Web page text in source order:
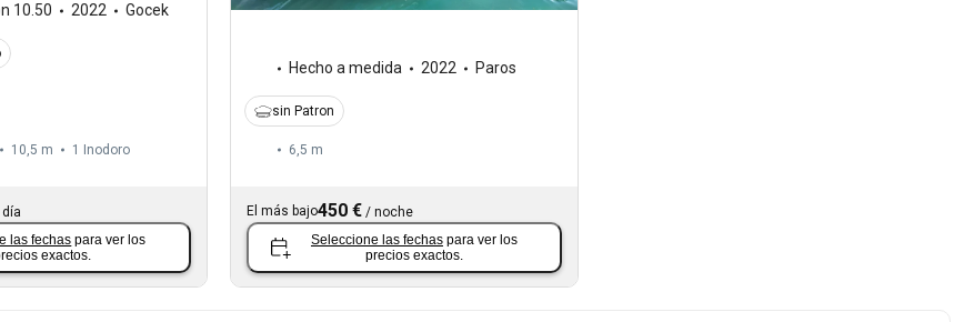
10.50 2022 Gocek
10,5 m 1 Inodoro
día
las fechas para ver los
exactos.
Hecho a medida 2022 Paros
sin Patron
6,5 m
El más bajo450 €/ noche
Seleccione las fechas para ver los
precios exactos.